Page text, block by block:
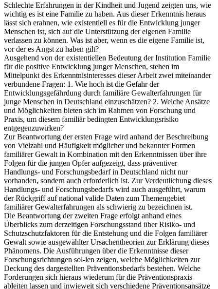
Schlechte Erfahrungen in der Kindheit und Jugend zeigten uns, wie
wichtig es ist eine Familie zu haben. Aus dieser Erkenntnis heraus
lässt sich erahnen, wie existentiell es für die Entwicklung junger
Menschen ist, sich auf die Unterstützung der eigenen Familie
verlassen zu können. Was ist aber, wenn es die eigene Familie ist,
vor der es Angst zu haben gilt?
Ausgehend von der existentiellen Bedeutung der Institution Familie
für die positive Entwicklung junger Menschen, stehen im
Mittelpunkt des Erkenntnisinteresses dieser Arbeit zwei miteinander
verbundene Fragen: 1. Wie hoch ist die Gefahr der
Entwicklungsgefährdung durch familiäre Gewalterfahrungen für
junge Menschen in Deutschland einzuschätzen? 2. Welche Ansätze
und Möglichkeiten bieten sich im Rahmen von Forschung und
Praxis, um diesem familiär bedingten Entwicklungsrisiko
entgegenzuwirken?
Zur Beantwortung der ersten Frage wird anhand der Beschreibung
von Vielzahl und Häufigkeit möglicher und bekannter Formen
familiärer Gewalt in Kombination mit den Erkenntnissen über ihre
Folgen für die jungen Opfer aufgezeigt, dass präventiver
Handlungs- und Forschungsbedarf in Deutschland nicht nur
vorhanden, sondern auch erforderlich ist. Zur Verdeutlichung dieses
Handlungs- und Forschungsbedarfs wird auch ausgeführt, warum
der Rückgriff auf national valide Daten zum Themengebiet
familiärer Gewalterfahrungen als schwierig zu bezeichnen ist.
Die Beantwortung der zweiten Frage erfolgt anhand eines
Überblicks zum derzeitigen Forschungsstand über Risiko- und
Schutzschutzfaktoren für die Entstehung und die Folgen familiärer
Gewalt sowie ausgewählter Ursachentheorien zur Erklärung dieses
Phänomens. Die Ausführungen über die Erkenntnisse dieser
Forschungsrichtungen sol-len zeigen, welche Möglichkeiten zur
Deckung des dargestellten Präventionsbedarfs bestehen. Welche
Forderungen sich hieraus wiederum für die Präventionspraxis
ableiten lassen und inwieweit sich verschiedene Präventionsansätze